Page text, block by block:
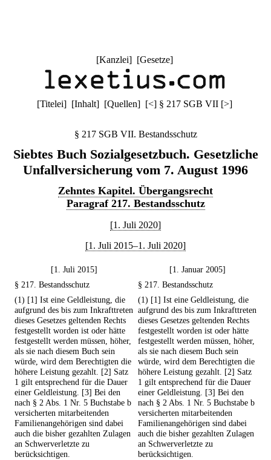
[Kanzlei] [Gesetze]
[Titelei] [Inhalt] [Quellen] [<] § 217 SGB VII [>]
§ 217 SGB VII. Bestandsschutz
Siebtes Buch Sozialgesetzbuch. Gesetzliche
Unfallversicherung vom 7. August 1996
Zehntes Kapitel. Übergangsrecht
Paragraf 217. Bestandsschutz
[1. Juli 2020]
[1. Juli 2015–1. Juli 2020]
[1. Juli 2015]
[1. Januar 2005]
§ 217. Bestandsschutz
§ 217. Bestandsschutz
(1) [1] Ist eine Geldleistung, die
aufgrund des bis zum Inkrafttreten
dieses Gesetzes geltenden Rechts
festgestellt worden ist oder hätte
festgestellt werden müssen, höher,
als sie nach diesem Buch sein
würde, wird dem Berechtigten die
höhere Leistung gezahlt. [2] Satz
1 gilt entsprechend für die Dauer
einer Geldleistung. [3] Bei den
nach § 2 Abs. 1 Nr. 5 Buchstabe b
versicherten mitarbeitenden
Familienangehörigen sind dabei
auch die bisher gezahlten Zulagen
an Schwerverletzte zu
berücksichtigen.
(1) [1] Ist eine Geldleistung, die
aufgrund des bis zum Inkrafttreten
dieses Gesetzes geltenden Rechts
festgestellt worden ist oder hätte
festgestellt werden müssen, höher,
als sie nach diesem Buch sein
würde, wird dem Berechtigten die
höhere Leistung gezahlt. [2] Satz
1 gilt entsprechend für die Dauer
einer Geldleistung. [3] Bei den
nach § 2 Abs. 1 Nr. 5 Buchstabe b
versicherten mitarbeitenden
Familienangehörigen sind dabei
auch die bisher gezahlten Zulagen
an Schwerverletzte zu
berücksichtigen.